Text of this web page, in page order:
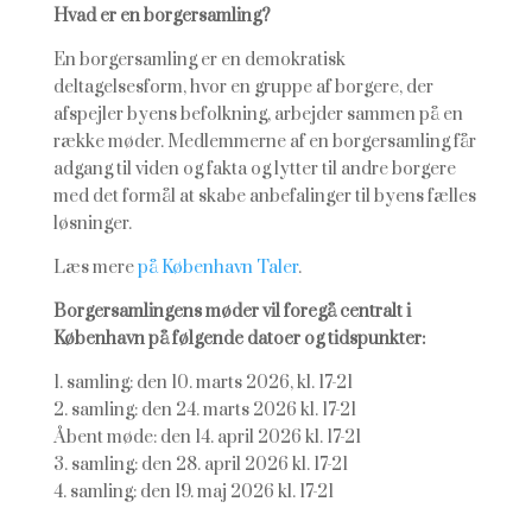
Hvad er en borgersamling?
En borgersamling er en demokratisk
deltagelsesform, hvor en gruppe af borgere, der
afspejler byens befolkning, arbejder sammen på en
række møder. Medlemmerne af en borgersamling får
adgang til viden og fakta og lytter til andre borgere
med det formål at skabe anbefalinger til byens fælles
løsninger.
Læs merepå København Taler.
Borgersamlingens møder vil foregå centralt i
København på følgende datoer og tidspunkter:
1. samling: den 10. marts 2026, kl. 17-21
2. samling: den 24. marts 2026 kl. 17-21
Åbent møde: den 14. april 2026 kl. 17-21
3. samling: den 28. april 2026 kl. 17-21
4. samling: den 19. maj 2026 kl. 17-21